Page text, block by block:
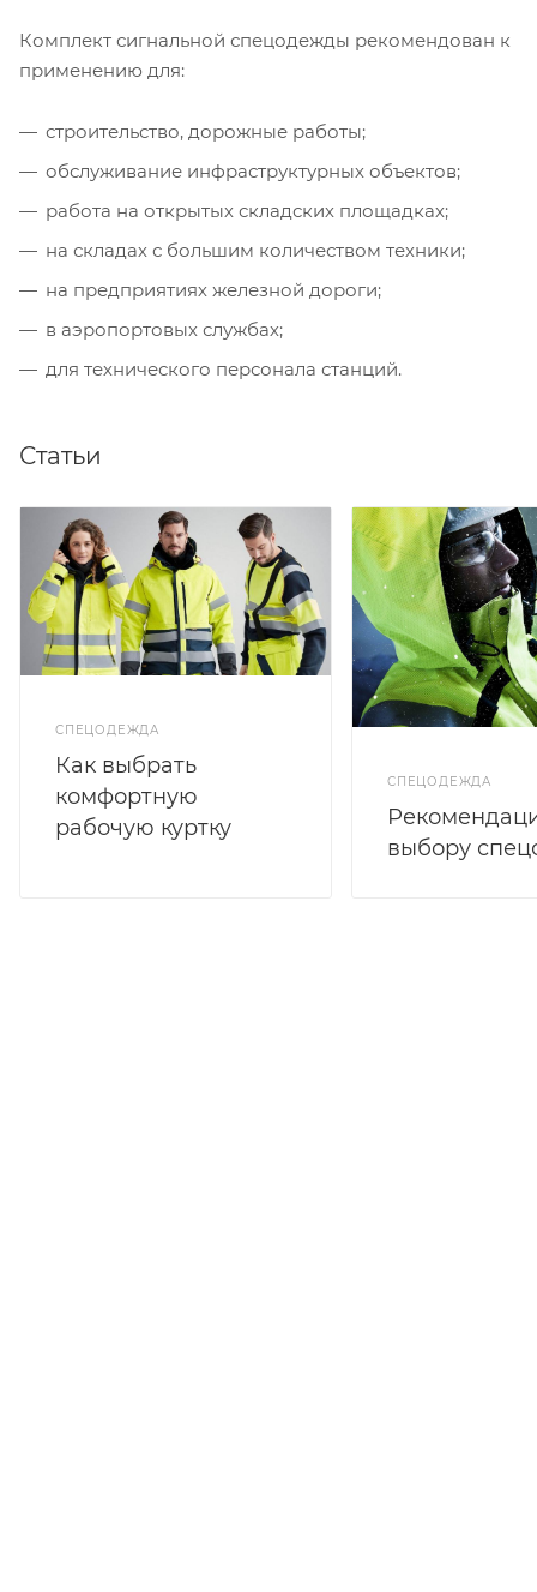
Комплект сигнальной спецодежды рекомендован к
применению для:
строительство, дорожные работы;
обслуживание инфраструктурных объектов;
работа на открытых складских площадках;
на складах с большим количеством техники;
на предприятиях железной дороги;
в аэропортовых службах;
для технического персонала станций.
Статьи
СПЕЦОДЕЖДА
Как выбрать
комфортную
рабочую куртку
СПЕЦОДЕЖДА
выбору